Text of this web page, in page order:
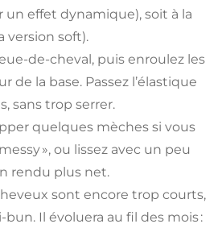
effet dynamique), soit à la
version soft).
de-cheval, puis enroulez les
de la base. Passez l’élastique
sans trop serrer.
quelques mèches si vous
», ou lissez avec un peu
rendu plus net.
sont encore trop courts,
Il évoluera au fil des mois :